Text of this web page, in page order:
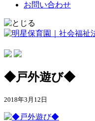
お問い合わせ
◆戸外遊び◆
2018年3月12日